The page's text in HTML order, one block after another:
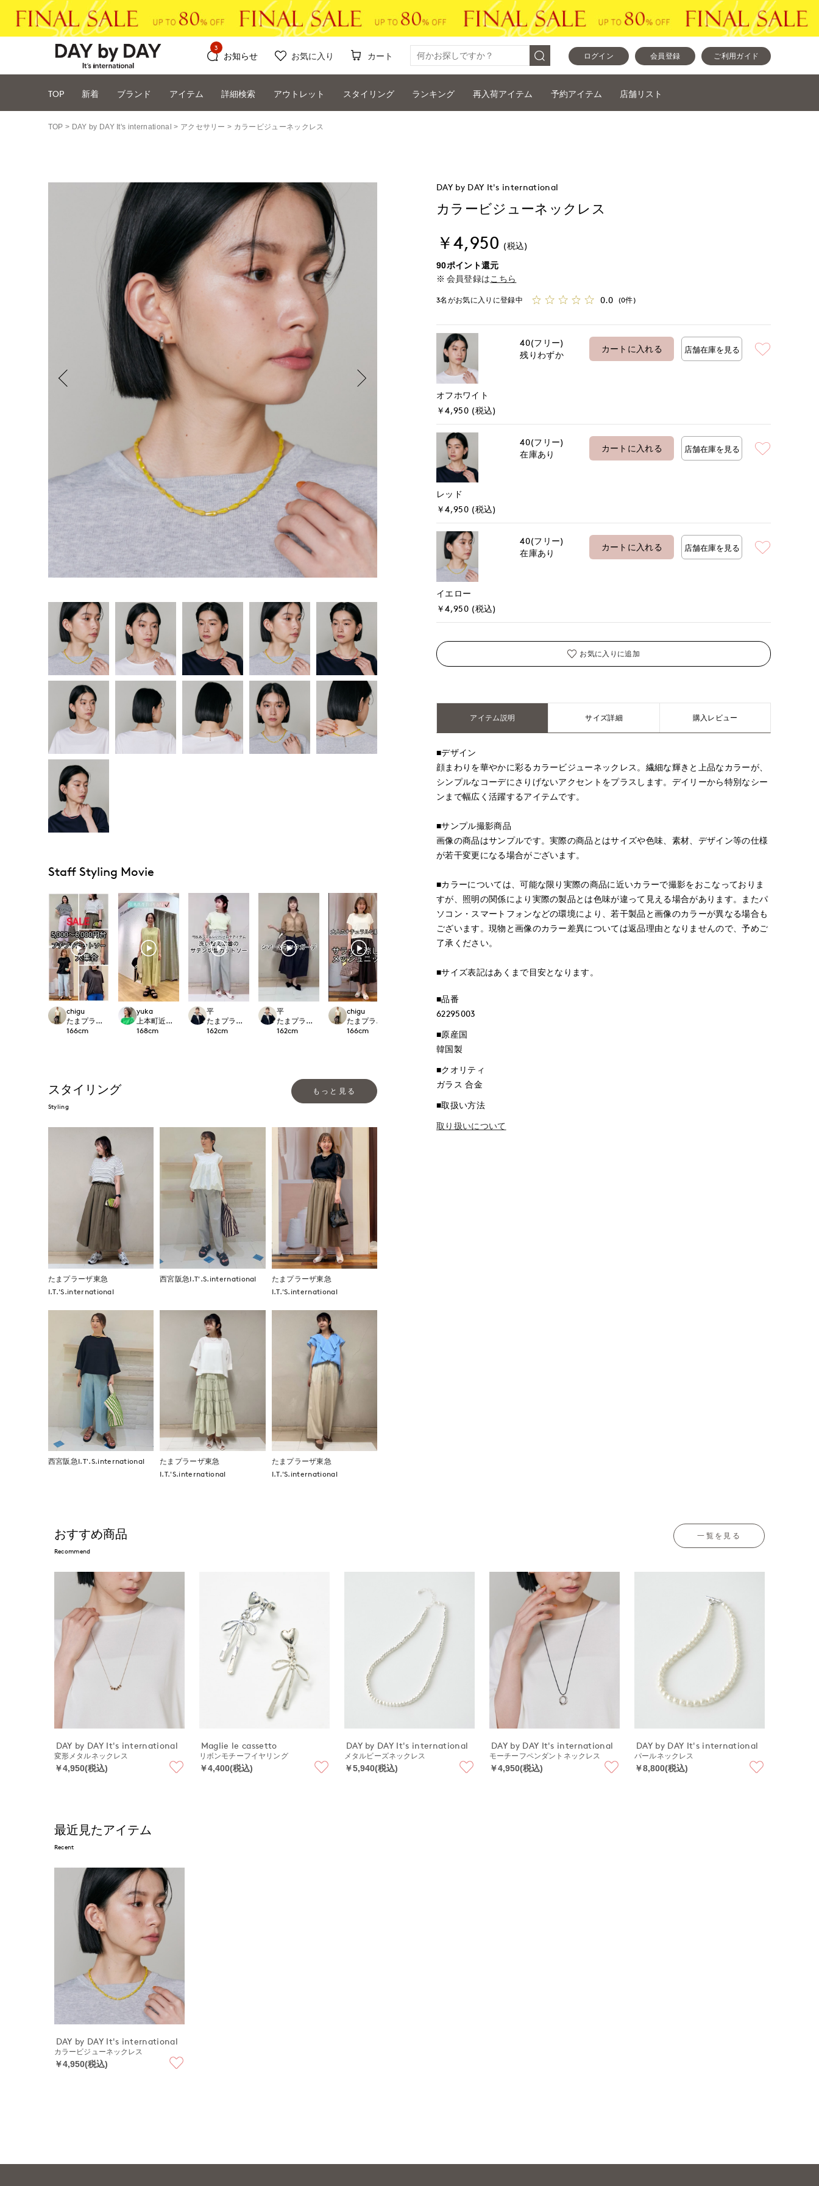
ログイン 会員登録 ご利用ガイド
お知らせ
3
お気に入り カート
TOP 新着 ブランド アイテム 詳細検索 アウトレット スタイリング ランキング 再入荷アイテム 予約アイテム 店舗リスト
TOP DAY by DAY It's international アクセサリー カラービジューネックレス
Staff Styling Movie
chigu
たまプラーザ東急I.T.'S.international
166cm
yuka
上本町近鉄I.T.'S.international
168cm
平
たまプラーザ東急I.T.'S.international
162cm
平
たまプラーザ東急I.T.'S.international
162cm
chigu
たまプラーザ東急I.T.'S.international
166cm
スタイリング
Styling
もっと見る
たまプラーザ東急
I.T.'S.international
西宮阪急I.T'.S.international
たまプラーザ東急
I.T.'S.international
西宮阪急I.T'.S.international
たまプラーザ東急
I.T.'S.international
たまプラーザ東急
I.T.'S.international
DAY by DAY It's international
カラービジューネックレス
￥4,950 (税込)
90ポイント還元
会員登録はこちら
3名がお気に入りに登録中 0.0 (0件)
オフホワイト
￥4,950 (税込)
40(フリー)
残りわずか
カートに入れる 店舗在庫を見る
レッド
￥4,950 (税込)
40(フリー)
在庫あり
カートに入れる 店舗在庫を見る
イエロー
￥4,950 (税込)
40(フリー)
在庫あり
カートに入れる 店舗在庫を見る
お気に入りに追加
アイテム説明 サイズ詳細 購入レビュー
■デザイン
顔まわりを華やかに彩るカラービジューネックレス。繊細な輝きと上品なカラーが、
シンプルなコーデにさりげないアクセントをプラスします。デイリーから特別なシー
ンまで幅広く活躍するアイテムです。
■サンプル撮影商品
画像の商品はサンプルです。実際の商品とはサイズや色味、素材、デザイン等の仕様
が若干変更になる場合がございます。
■カラーについては、可能な限り実際の商品に近いカラーで撮影をおこなっておりま
すが、照明の関係により実際の製品とは色味が違って見える場合があります。またパ
ソコン・スマートフォンなどの環境により、若干製品と画像のカラーが異なる場合も
ございます。現物と画像のカラー差異については返品理由となりませんので、予めご
了承ください。
■サイズ表記はあくまで目安となります。
■品番
62295003
■原産国
韓国製
■クオリティ
ガラス 合金
■取扱い方法
取り扱いについて
おすすめ商品
Recommend
一覧を見る
DAY by DAY It's international
変形メタルネックレス
￥4,950(税込)
Maglie le cassetto
リボンモチーフイヤリング
￥4,400(税込)
DAY by DAY It's international
メタルビーズネックレス
￥5,940(税込)
DAY by DAY It's international
モーチーフペンダントネックレス
￥4,950(税込)
DAY by DAY It's international
パールネックレス
￥8,800(税込)
最近見たアイテム
Recent
DAY by DAY It's international
カラービジューネックレス
￥4,950(税込)